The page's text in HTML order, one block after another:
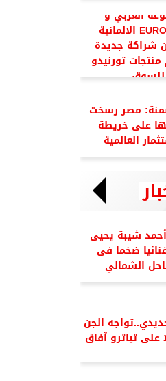
العربي و
EURONICS الالمانية
شراكة جديدة
منتجات تورنيدو
للسوق...
مصر رسخت
على خريطة
العالمية
شيبة يحيى
ضخما فى
الشمالي
الجن
على تياترو آفاق